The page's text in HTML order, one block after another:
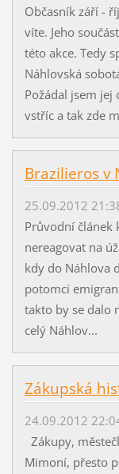
Občasník září -
víte. Jeho
této akce. Tedy
Náhlovská
Požádal jsem
vstříc a tak zde
Brazilieros v
25.09.2012
Průvodní článek
nereagovat na
kdy do Náhlova
potomci
takto by se dalo
celý Náhlov...
Zákupská
24.09.2012
Zákupy,
Mimoní, přesto